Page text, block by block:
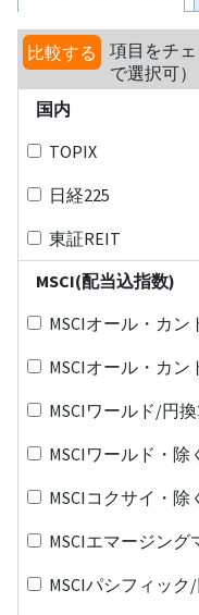
比較する
項目をチ
で選択可）
国内
TOPIX
日経225
東証REIT
MSCI(配当込指数)
MSCIオール・カ
MSCIオール・カ
MSCIワールド/円
MSCIワールド・
MSCIコクサイ・
MSCIエマージン
MSCIパシフィック